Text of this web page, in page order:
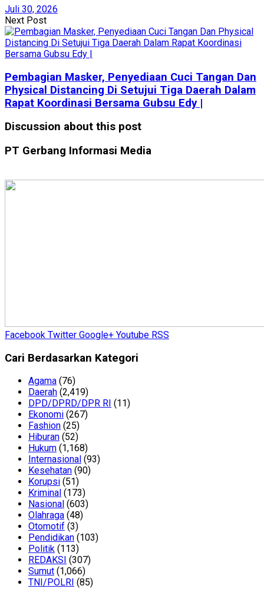
Juli 30, 2026
Next Post
Pembagian Masker, Penyediaan Cuci Tangan Dan
Physical Distancing Di Setujui Tiga Daerah Dalam
Rapat Koordinasi Bersama Gubsu Edy |
Discussion about this post
PT Gerbang Informasi Media
Facebook Twitter Google+ Youtube RSS
Cari Berdasarkan Kategori
Agama (76)
Daerah (2,419)
DPD/DPRD/DPR RI (11)
Ekonomi (267)
Fashion (25)
Hiburan (52)
Hukum (1,168)
Internasional (93)
Kesehatan (90)
Korupsi (51)
Kriminal (173)
Nasional (603)
Olahraga (48)
Otomotif (3)
Pendidikan (103)
Politik (113)
REDAKSI (307)
Sumut (1,066)
TNI/POLRI (85)